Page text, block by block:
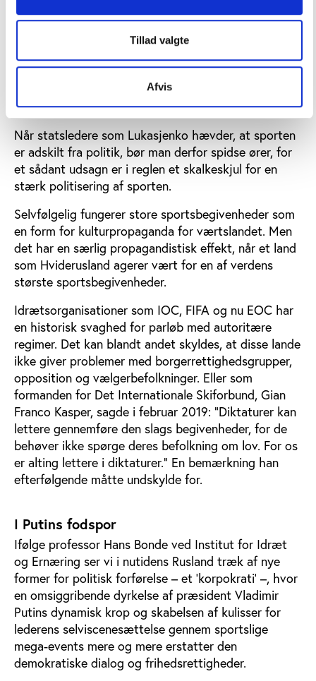
Tillad valgte
Afvis
som et politisk redskab. I slutningen af ​​1990'erne,
hvor de diplomatiske bånd mellem Hviderusland og
Vesten brød sammen, var det Lukasjenko, der
proklamerede, at ”vores atleter er de bedste
diplomater”, og at deres præstationer er med til at
vise landet fra dets bedste side.
Når statsledere som Lukasjenko hævder, at sporten
er adskilt fra politik, bør man derfor spidse ører, for
et sådant udsagn er i reglen et skalkeskjul for en
stærk politisering af sporten.
Selvfølgelig fungerer store sportsbegivenheder som
en form for kulturpropaganda for værtslandet. Men
det har en særlig propagandistisk effekt, når et land
som Hviderusland agerer vært for en af verdens
største sportsbegivenheder.
Idrætsorganisationer som IOC, FIFA og nu EOC har
en historisk svaghed for parløb med autoritære
regimer. Det kan blandt andet skyldes, at disse lande
ikke giver problemer med borgerrettighedsgrupper,
opposition og vælgerbefolkninger. Eller som
formanden for Det Internationale Skiforbund, Gian
Franco Kasper, sagde i februar 2019: ”Diktaturer kan
lettere gennemføre den slags begivenheder, for de
behøver ikke spørge deres befolkning om lov. For os
er alting lettere i diktaturer.” En bemærkning han
efterfølgende måtte undskylde for.
I Putins fodspor
Ifølge professor Hans Bonde ved Institut for Idræt
og Ernæring ser vi i nutidens Rusland træk af nye
former for politisk forførelse – et ’korpokrati’ –, hvor
en omsiggribende dyrkelse af præsident Vladimir
Putins dynamisk krop og skabelsen af kulisser for
lederens selviscenesættelse gennem sportslige
mega-events mere og mere erstatter den
demokratiske dialog og frihedsrettigheder.